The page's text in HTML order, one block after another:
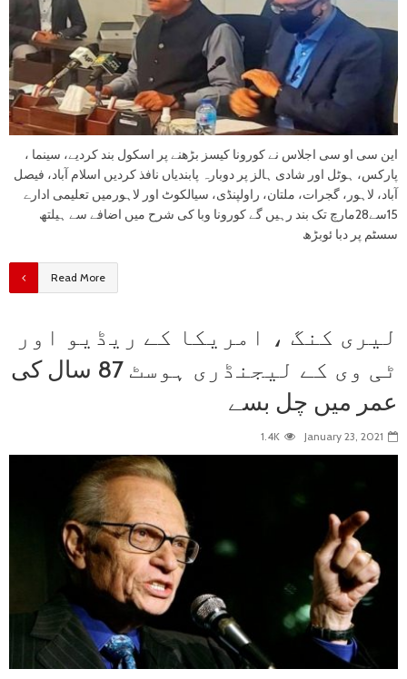
این سی او سی اجلاس نے کورونا کیسز بڑھنے پر اسکول بند کردیے، سینما ،
پارکس، ہوٹل اور شادی ہالز پر دوبارہ پابندیاں نافذ کردیں اسلام آباد، فیصل
آباد، لاہور، گجرات، ملتان، راولپنڈی، سیالکوٹ اور لاہورمیں تعلیمی ادارے
15سے28مارچ تک بند رہیں گے کورونا وبا کی شرح میں اضافے سے ہیلتھ
سسٹم پر دبا ئوبڑھ
Read More
لیری کنگ ، امریکا کے ریڈیو اور
ٹی وی کے لیجنڈری ہوسٹ 87 سال کی
عمر میں چل بسے
January 23, 2021
1.4K